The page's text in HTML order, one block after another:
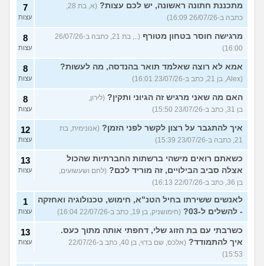
מתכננת חתונה ראשונה, יש לכם עצות?
(א, בת 28,
כתבה ב-26/07/26 16:09)
7
עצות
מרגישה חוסר בטחון מטורף
(.., בת 21, כתבה ב-26/07/26
16:00)
8
עצות
אמא לא רוצה שאלמד תואר בהנדסה, מה לעשות?
(Alex, בן 21, כתב ב-23/07/26 16:01)
8
עצות
האם מה שאני מרגיש זה הגיוני ותקין? (לירון,
בן 31, כתב ב-23/07/26 15:50)
8
עצות
איך להתגבר על רצון לקשר לפני הזמן? (אנונימית, בת
21, כתבה ב-23/07/26 15:39)
12
עצות
כשאתם רואים מישהי ברשתות החברתיות שהכול
אצלה סביב הבילויים, זה מוריד לכם? (לחם ושעשועים,
בן 36, כתב ב-22/07/26 16:13)
13
עצות
לאנשים ששירתו בחיל הטנ"א, חימוש, טכנולוגיה ואחזקה
- להשלים ל-03?
(חימושניק, בן 19, כתב ב-22/07/26 16:04)
1
עצות
כשרבתי עם בת הזוג שלי, דחפתי אותה מתוך כעס.
איך להתמודד?
(אלכס, שם בדוי, בן 40, כתב ב-22/07/26
15:53)
13
עצות